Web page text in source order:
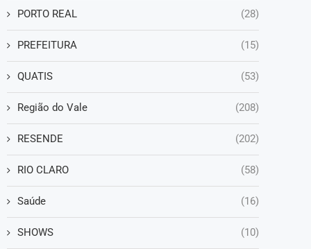
PORTO REAL (28)
PREFEITURA (15)
QUATIS (53)
Região do Vale (208)
RESENDE (202)
RIO CLARO (58)
Saúde (16)
SHOWS (10)